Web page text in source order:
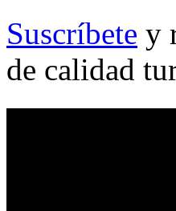
Suscríbete y
de calidad